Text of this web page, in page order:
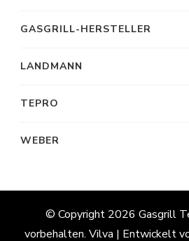
GASGRILL-HERSTELLER
LANDMANN
TEPRO
WEBER
© Copyright 2026 Gasgrill
vorbehalten. Vilva | Entwickelt